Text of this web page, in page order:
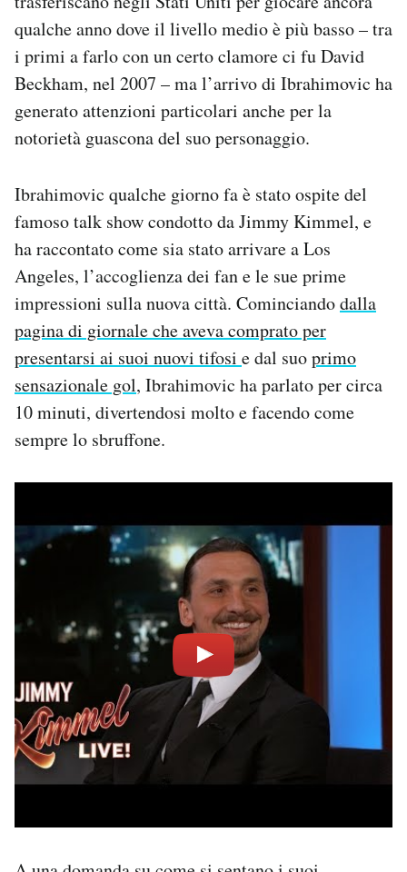
Area Personale
Newsletter
Regala il Post
Hai bisogno di aiuto?
Esci
qualche anno dove il livello medio è più basso – tra
i primi a farlo con un certo clamore ci fu David
Beckham, nel 2007 – ma l’arrivo di Ibrahimovic ha
generato attenzioni particolari anche per la
notorietà guascona del suo personaggio.
Ibrahimovic qualche giorno fa è stato ospite del
famoso talk show condotto da Jimmy Kimmel, e
ha raccontato come sia stato arrivare a Los
Angeles, l’accoglienza dei fan e le sue prime
impressioni sulla nuova città. Cominciandodalla
pagina di giornale che aveva comprato per
presentarsi ai suoi nuovi tifosi e dal suoprimo
sensazionale gol, Ibrahimovic ha parlato per circa
10 minuti, divertendosi molto e facendo come
sempre lo sbruffone.